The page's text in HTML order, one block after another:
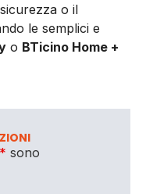
o il
le semplici e
o BTicino Home +
* sono